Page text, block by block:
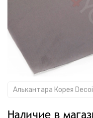
Алькантара Корея
Наличие в